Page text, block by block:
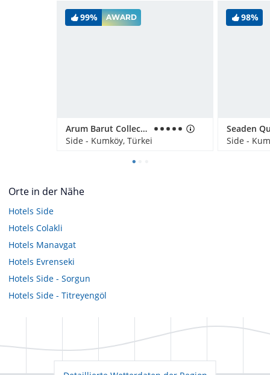
99% AWARD
Arum Barut Collection
Side - Kumköy, Türkei
98%
Side -
Orte in der Nähe
Hotels Side
Hotels Colakli
Hotels Manavgat
Hotels Evrenseki
Hotels Side - Sorgun
Hotels Side - Titreyengöl